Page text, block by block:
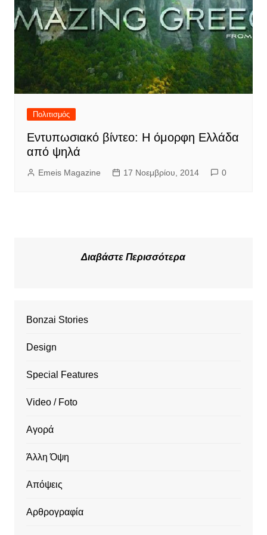
Πολιτισμός
Εντυπωσιακό βίντεο: Η όμορφη Ελλάδα
από ψηλά
Emeis Magazine 17 Νοεμβρίου, 2014 0
Διαβάστε Περισσότερα
Bonzai Stories
Design
Special Features
Video / Foto
Αγορά
Άλλη Όψη
Απόψεις
Αρθρογραφία